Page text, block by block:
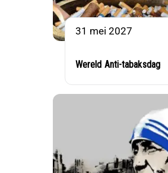
31 mei 2027
Wereld Anti-tabaksdag